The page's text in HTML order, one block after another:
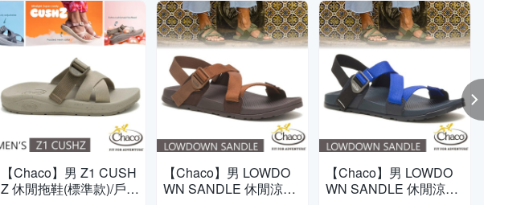
【Chaco】男 Z1 CUSH
Z 休閒拖鞋(標準款)/戶外
【Chaco】男 LOWDO
WN SANDLE 休閒涼鞋.
【Chaco】男 LOWDO
WN SANDLE 休閒涼鞋.